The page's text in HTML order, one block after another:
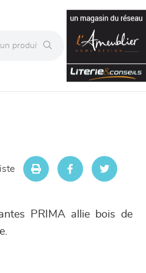
PRIMA allie bois de